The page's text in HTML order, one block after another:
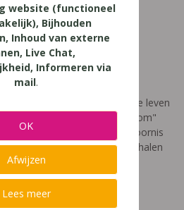
die toont hoe het is om te leven
met als titel: "Ik heet niet dom"
de impact van een leerstoornis
je ziet in de klas. Je hoort verhalen
ouders.
website (functioneel
Bijhouden
Inhoud van externe
Live Chat,
Informeren via
mail.
OK
Afwijzen
Lees meer